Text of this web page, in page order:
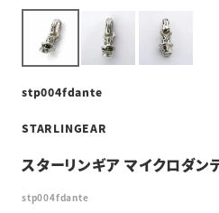
stp004fdante
STARLINGEAR
スターリンギア マイクロダン
stp004fdante